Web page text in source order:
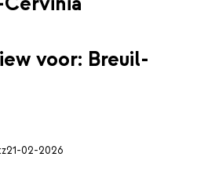
voor: Breuil-
21-02-2026